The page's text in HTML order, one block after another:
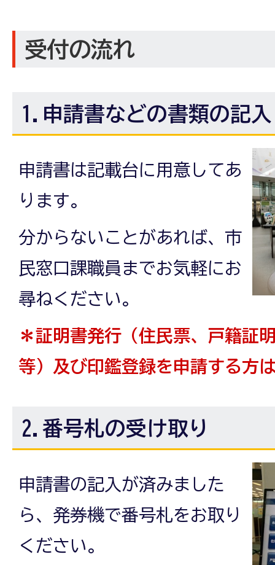
受付の流れ
1.申請書などの書類の記入
申請書は記載台に用意してあ
ります。
分からないことがあれば、市
民窓口課職員までお気軽にお
尋ねください。
＊証明書発行（住民票、戸籍証
等）及び印鑑登録を申請する方
2.番号札の受け取り
申請書の記入が済みました
ら、発券機で番号札をお取り
ください。